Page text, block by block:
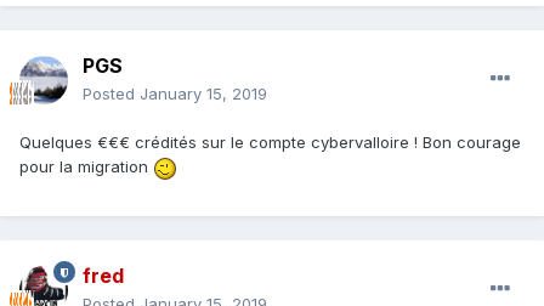
PGS
Posted January 15, 2019
Quelques €€€ crédités sur le compte cybervalloire ! Bon courage
pour la migration
fred